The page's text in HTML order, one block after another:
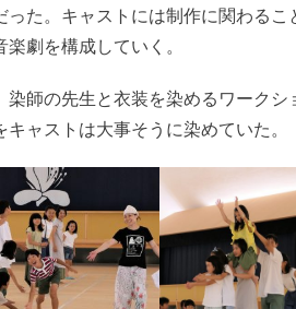
った。キャストには制作に関わる
劇を構成していく。
染師の先生と衣装を染めるワーク
キャストは大事そうに染めていた。